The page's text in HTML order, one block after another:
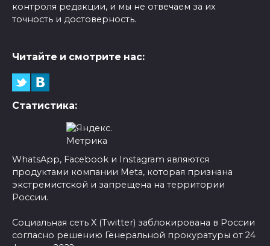
контроля редакции, и мы не отвечаем за их
точность и достоверность.
Читайте и смотрите нас:
Статистика:
WhatsApp, Facebook и Instagram являются
продуктами компании Meta, которая признана
экстремистской и запрещена на территории
России.
Социальная сеть X (Twitter) заблокирована в России
согласно решению Генеральной прокуратуры от 24